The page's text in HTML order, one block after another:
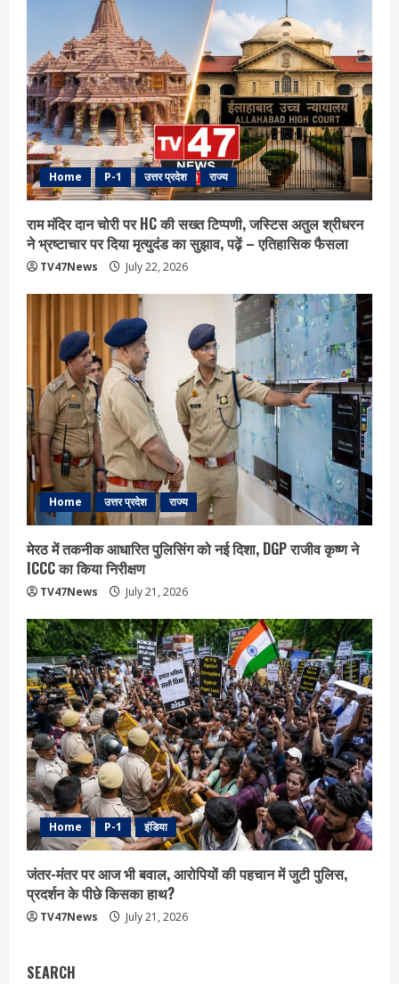
Home P-1 उत्तर प्रदेश राज्य
राम मंदिर दान चोरी पर HC की सख्त टिप्पणी, जस्टिस अतुल श्रीधरन
ने भ्रष्टाचार पर द‍िया मृत्युदंड का सुझाव, पढ़ें – एत‍िहास‍िक फैसला
TV47News July 22, 2026
Home उत्तर प्रदेश राज्य
मेरठ में तकनीक आधारित पुलिसिंग को नई दिशा, DGP राजीव कृष्ण ने
ICCC का किया निरीक्षण
TV47News July 21, 2026
Home P-1 इंडिया
जंतर-मंतर पर आज भी बवाल, आरोपियों की पहचान में जुटी पुलिस,
प्रदर्शन के पीछे किसका हाथ?
TV47News July 21, 2026
SEARCH